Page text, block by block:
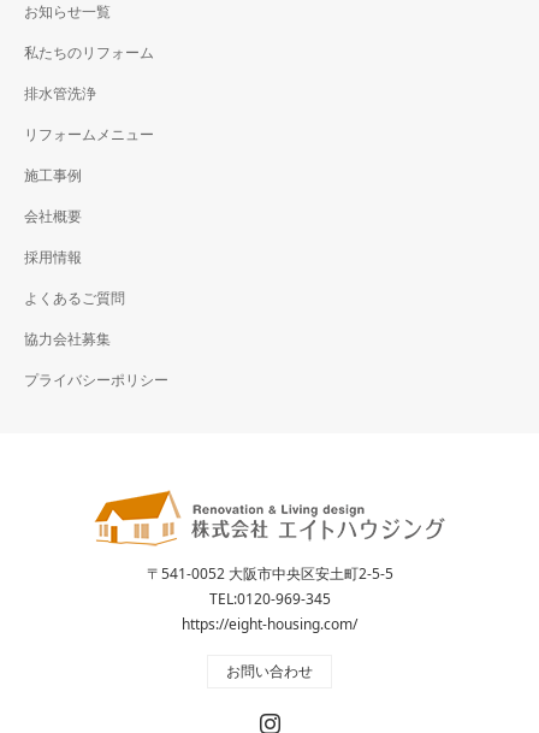
お知らせ一覧
私たちのリフォーム
排水管洗浄
リフォームメニュー
施工事例
会社概要
採用情報
よくあるご質問
協力会社募集
プライバシーポリシー
〒541-0052 大阪市中央区安土町2-5-5
TEL:0120-969-345
https://eight-housing.com/
お問い合わせ